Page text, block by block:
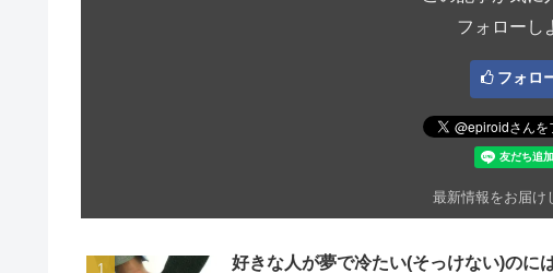
フォローし
フォロ
最新情報をお届け
好きな人が夢で冷たい(そっけない)のに